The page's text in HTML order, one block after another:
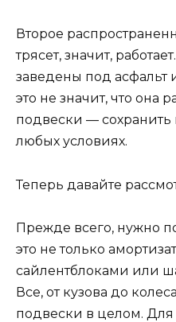
Второе
трясет, значит,
заведены под асфальт
это не значит, что она
подвески — сохранить
любых условиях.
Теперь давайте
Прежде всего, нужно
это не только
сайлентблоками или
Все, от кузова до
подвески в целом.